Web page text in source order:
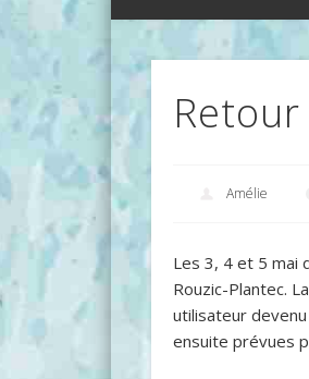
Amélie
Les 3, 4 et 5 mai
Rouzic-Plantec.
utilisateur
ensuite prévues